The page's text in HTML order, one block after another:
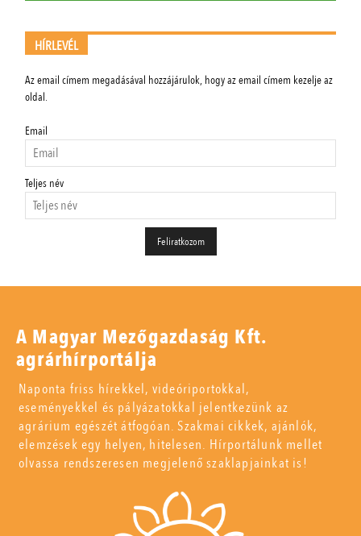
HÍRLEVÉL
Az email címem megadásával hozzájárulok, hogy az email címem kezelje az
oldal.
Email
Teljes név
A Magyar Mezőgazdaság Kft.
agrárhírportálja
Naponta friss hírekkel, videóriportokkal,
eseményekkel és pályázatokkal jelentkezünk az
agrárium egészét átfogóan. Szakmai cikkek, ajánlók,
elemzések egy helyen, hitelesen. Hírportálunk mellet
olvassa rendszeresen megjelenő szaklapjainkat is!